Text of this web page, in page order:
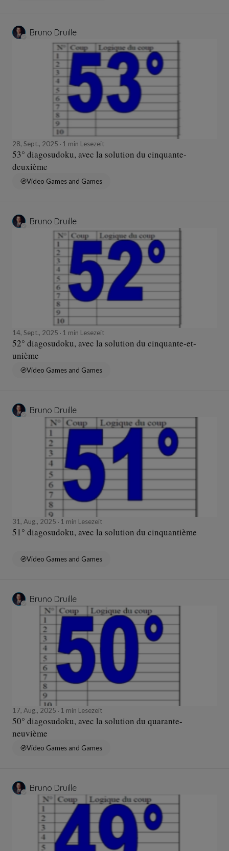
Bruno Druille
28, Sept., 2025 1 min Lesezeit
53° diagosudoku, avec la solution du cinquante-
deuxième
Video Games and Games
Bruno Druille
14, Sept., 2025 1 min Lesezeit
52° diagosudoku, avec la solution du cinquante-et-
unième
Video Games and Games
Bruno Druille
31, Aug., 2025 1 min Lesezeit
51° diagosudoku, avec la solution du cinquantième
Video Games and Games
Bruno Druille
17, Aug., 2025 1 min Lesezeit
50° diagosudoku, avec la solution du quarante-
neuvième
Video Games and Games
Bruno Druille